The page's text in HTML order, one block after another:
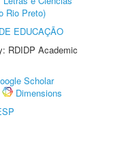
Rio Preto)
EDUCAÇÃO
RDIDP Academic
Scholar
Dimensions